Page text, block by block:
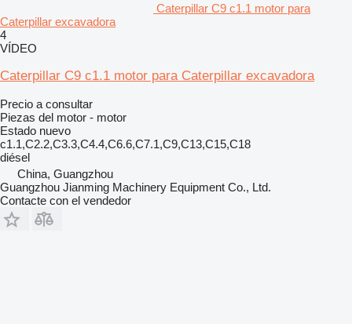
Caterpillar C9 c1.1 motor para
Caterpillar excavadora
4
VÍDEO
Caterpillar C9 c1.1 motor para Caterpillar excavadora
Precio a consultar
Piezas del motor - motor
Estado nuevo
c1.1,C2.2,C3.3,C4.4,C6.6,C7.1,C9,C13,C15,C18
diésel
China, Guangzhou
Guangzhou Jianming Machinery Equipment Co., Ltd.
Contacte con el vendedor